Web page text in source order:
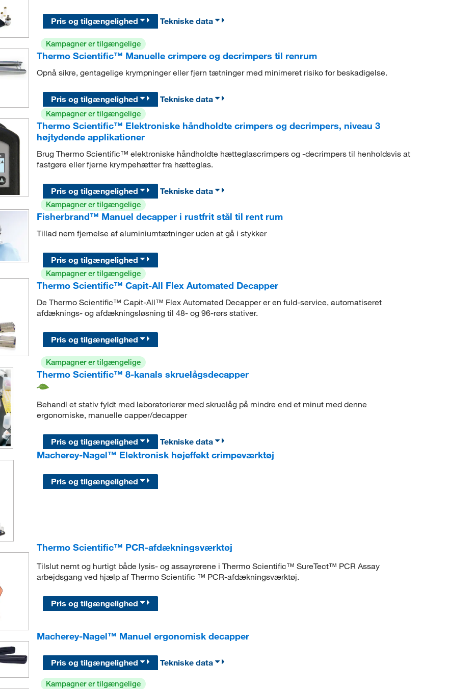
Pris og tilgængelighed Tekniske data
Kampagner er tilgængelige
Thermo Scientific™ Manuelle crimpere og decrimpers til renrum
Opnå sikre, gentagelige krympninger eller fjern tætninger med minimeret risiko for beskadigelse.
Pris og tilgængelighed
Tekniske data
Kampagner er tilgængelige
Thermo Scientific™ Elektroniske håndholdte crimpers og decrimpers, niveau 3
højtydende applikationer
Brug Thermo Scientific™ elektroniske håndholdte hætteglascrimpers og -decrimpers til henholdsvis at
fastgøre eller fjerne krympehætter fra hætteglas.
Pris og tilgængelighed
Tekniske data
Kampagner er tilgængelige
Fisherbrand™ Manuel decapper i rustfrit stål til rent rum
Tillad nem fjernelse af aluminiumtætninger uden at gå i stykker
Pris og tilgængelighed
Kampagner er tilgængelige
Thermo Scientific™ Capit-All Flex Automated Decapper
De Thermo Scientific™ Capit-All™ Flex Automated Decapper er en fuld-service, automatiseret
afdæknings- og afdækningsløsning til 48- og 96-rørs stativer.
Pris og tilgængelighed
Kampagner er tilgængelige
Thermo Scientific™ 8-kanals skruelågsdecapper
Behandl et stativ fyldt med laboratorierør med skruelåg på mindre end et minut med denne
ergonomiske, manuelle capper/decapper
Pris og tilgængelighed
Tekniske data
Macherey-Nagel™ Elektronisk højeffekt crimpeværktøj
Pris og tilgængelighed
Thermo Scientific™ PCR-afdækningsværktøj
Tilslut nemt og hurtigt både lysis- og assayrørene i Thermo Scientific™ SureTect™ PCR Assay
arbejdsgang ved hjælp af Thermo Scientific ™ PCR-afdækningsværktøj.
Pris og tilgængelighed
Macherey-Nagel™ Manuel ergonomisk decapper
Pris og tilgængelighed
Tekniske data
Kampagner er tilgængelige